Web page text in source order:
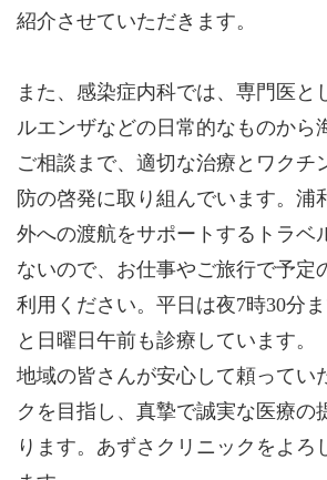
紹介させていただきます。
また、感染症内科では、専門医と
ルエンザなどの日常的なものから
ご相談まで、適切な治療とワクチ
防の啓発に取り組んでいます。浦
外への渡航をサポートするトラベ
ないので、お仕事やご旅行で予定
利用ください。平日は夜7時30分
と日曜日午前も診療しています。
地域の皆さんが安心して頼ってい
クを目指し、真摯で誠実な医療の
ります。あずさクリニックをよろ